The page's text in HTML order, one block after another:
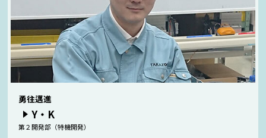
勇往邁進
Y・K
第２開発部（特機開発）